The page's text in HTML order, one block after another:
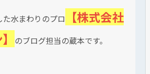
水まわりのプロ
【株式会社
のブログ担当の蔵本です。